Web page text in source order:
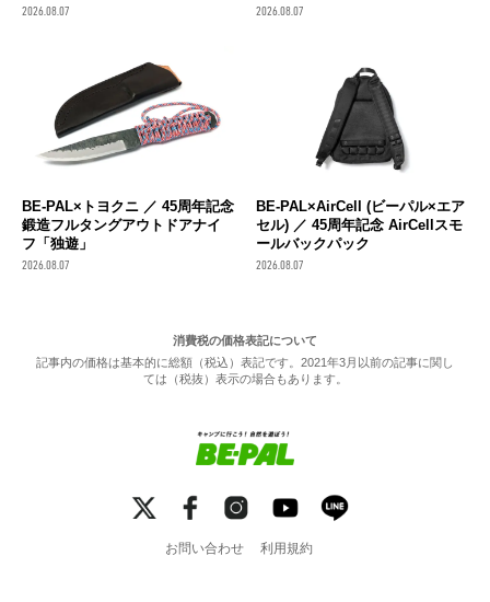
2026.08.07 2026.08.07
BE-PAL×トヨクニ ／ 45周年記念
鍛造フルタングアウトドアナイ
フ「独遊」
2026.08.07
BE-PAL×AirCell (ビーパル×エア
セル) ／ 45周年記念 AirCellスモ
ールバックパック
2026.08.07
消費税の価格表記について
記事内の価格は基本的に総額（税込）表記です。2021年3月以前の記事に関し
ては（税抜）表示の場合もあります。
お問い合わせ 利用規約